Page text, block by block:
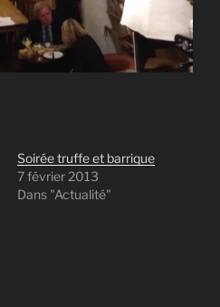
Soirée truffe et barrique
7 février 2013
Dans "Actualité"